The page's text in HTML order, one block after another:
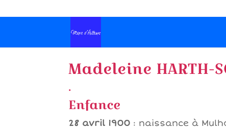
Madeleine HARTH-
.
Enfance
28 avril 1900 : naissance à